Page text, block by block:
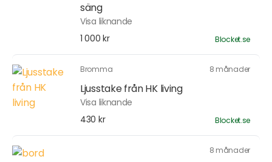
säng
Visa liknande
1 000 kr
Blocket.se
Bromma 8 månader
Ljusstake från HK living
Visa liknande
430 kr
Blocket.se
8 månader